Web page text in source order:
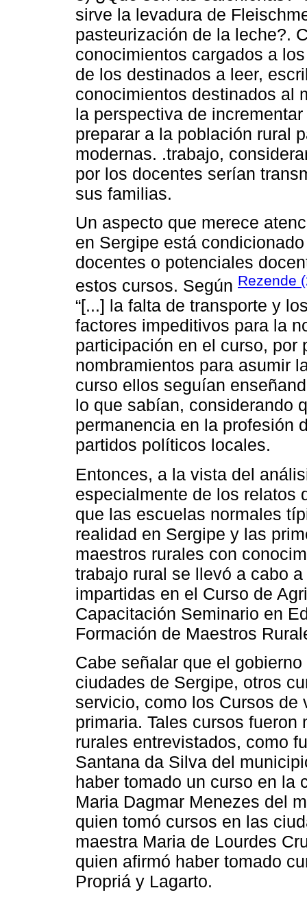
sirve la levadura de
pasteurización de la leche?.
conocimientos cargados a
de los destinados a leer,
conocimientos destinados al
la perspectiva de
preparar a la población rural
modernas. .trabajo,
por los docentes serían
sus familias.
Un aspecto que merece
en Sergipe está
docentes o potenciales
estos cursos. Según Rezende
“[...] la falta de transporte y
factores impeditivos para la
participación en el curso, por
nombramientos para asumir
curso ellos seguían
lo que sabían, considerando
permanencia en la profesión
partidos políticos locales.
Entonces, a la vista del
especialmente de los relatos
que las escuelas normales
realidad en Sergipe y las
maestros rurales con
trabajo rural se llevó a cabo
impartidas en el Curso de
Capacitación Seminario en
Formación de Maestros
Cabe señalar que el
ciudades de Sergipe, otros
servicio, como los Cursos de
primaria. Tales cursos
rurales entrevistados, como
Santana da Silva del
haber tomado un curso en la
Maria Dagmar Menezes del
quien tomó cursos en las
maestra Maria de Lourdes
quien afirmó haber tomado
Propriá y Lagarto.